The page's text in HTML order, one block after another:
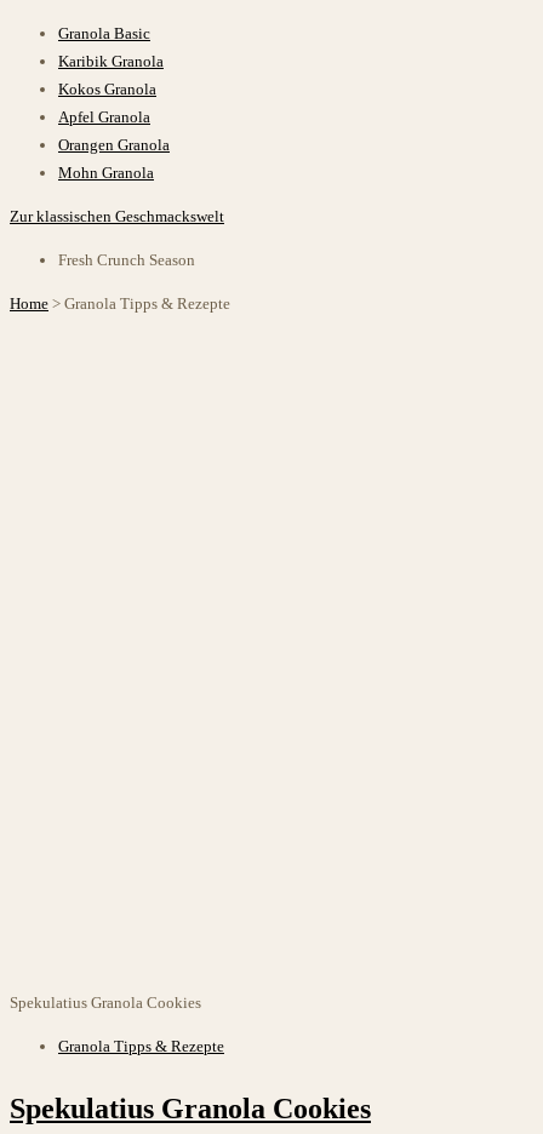
Granola Basic
Karibik Granola
Kokos Granola
Apfel Granola
Orangen Granola
Mohn Granola
Zur klassischen Geschmackswelt
Fresh Crunch Season
Home > Granola Tipps & Rezepte
Spekulatius Granola Cookies
Beitrags-
Granola Tipps & Rezepte
Spekulatius Granola Cookies